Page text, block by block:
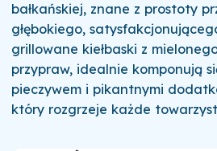
bałkańskiej, znane z prostoty
głębokiego,
grillowane kiełbaski z
przypraw, idealnie komponują
pieczywem i pikantnymi
który rozgrzeje każde